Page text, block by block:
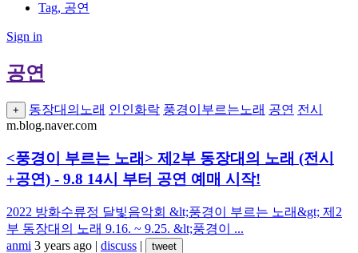
Tag, 공연
Sign in
공연
+ 동장대의노래 인인화락 풍경이부르는노래 공연 전시
m.blog.naver.com
<풍경이 부르는 노래> 제2부 동장대의 노래 (전시
+공연) - 9.8 14시 부터 공연 예매 시작!
2022 방화수류정 달빛음악회 &lt;풍경이 부르는 노래&gt; 제2
부 동장대의 노래 9.16. ~ 9.25. &lt;풍경이 ...
anmi 3 years ago | discuss | tweet